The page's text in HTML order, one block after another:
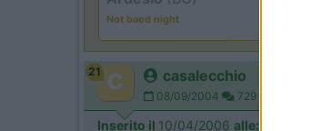
Not baed night
21 casalecchio
08/09/2004 729
Inserito il 10/04/2006 alle: